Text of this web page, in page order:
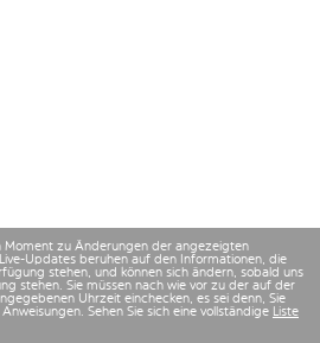
Moment zu Änderungen der angezeigten
Updates beruhen auf den Informationen, die
stehen, und können sich ändern, sobald uns
stehen. Sie müssen nach wie vor zu der auf der
Uhrzeit einchecken, es sei denn, Sie
Sehen Sie sich eine vollständige Liste